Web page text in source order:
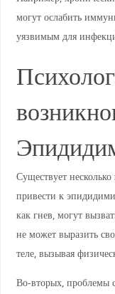
могут ослабить
уязвимым для
Существует
привести к
как гнев, могут
не может выразить
теле, вызывая
Во-вторых, проблемы